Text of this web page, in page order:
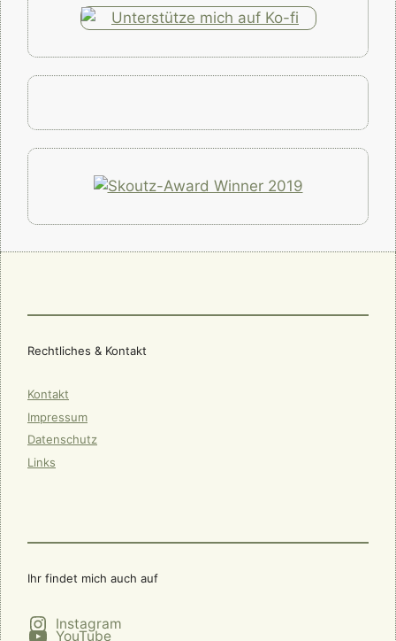
Rechtliches & Kontakt
Kontakt
Impressum
Datenschutz
Links
Ihr findet mich auch auf
Instagram
YouTube